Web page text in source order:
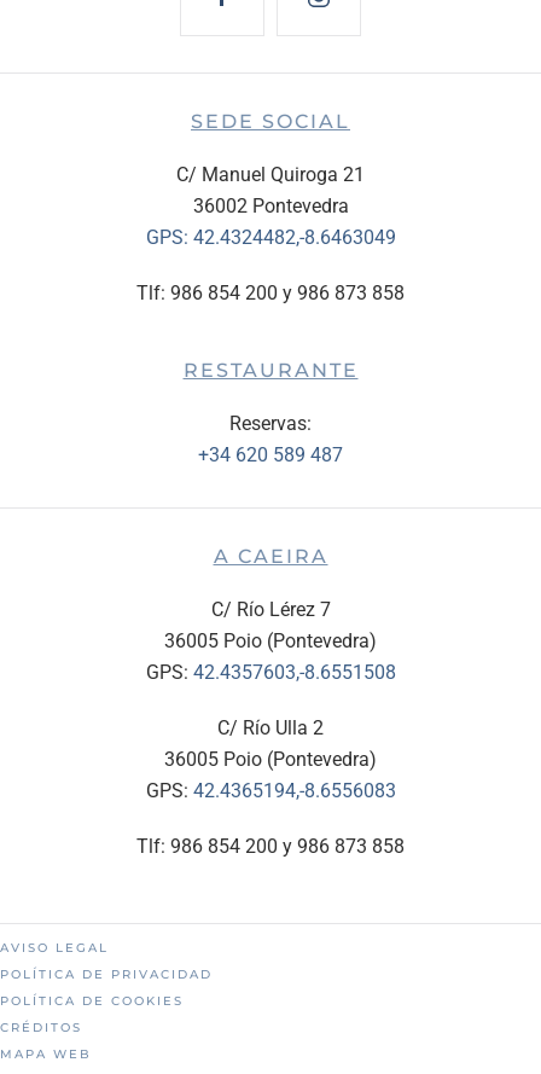
SEDE SOCIAL
C/ Manuel Quiroga 21
36002 Pontevedra
GPS: 42.4324482,-8.6463049
Tlf: 986 854 200 y 986 873 858
RESTAURANTE
Reservas:
+34 620 589 487
A CAEIRA
C/ Río Lérez 7
36005 Poio (Pontevedra)
GPS: 42.4357603,-8.6551508
C/ Río Ulla 2
36005 Poio (Pontevedra)
GPS: 42.4365194,-8.6556083
Tlf: 986 854 200 y 986 873 858
AVISO LEGAL
POLÍTICA DE PRIVACIDAD
POLÍTICA DE COOKIES
CRÉDITOS
MAPA WEB